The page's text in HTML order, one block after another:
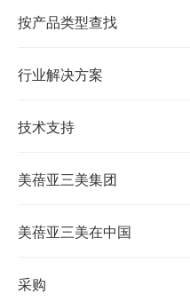
按产品类型查找
行业解决方案
技术支持
美蓓亚三美集团
美蓓亚三美在中国
采购